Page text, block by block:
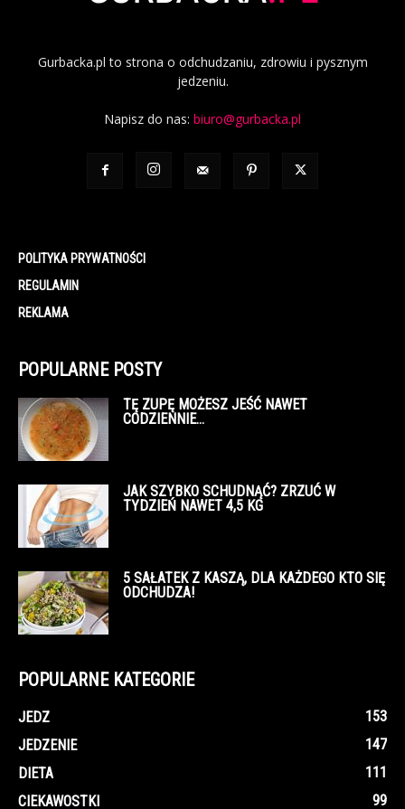
Gurbacka.pl to strona o odchudzaniu, zdrowiu i pysznym
jedzeniu.
Napisz do nas: biuro@gurbacka.pl
POLITYKA PRYWATNOŚCI
REGULAMIN
REKLAMA
POPULARNE POSTY
TĘ ZUPĘ MOŻESZ JEŚĆ NAWET
CODZIENNIE…
JAK SZYBKO SCHUDNĄĆ? ZRZUĆ W
TYDZIEŃ NAWET 4,5 KG
5 SAŁATEK Z KASZĄ, DLA KAŻDEGO KTO SIĘ
ODCHUDZA!
POPULARNE KATEGORIE
JEDZ
153
JEDZENIE
147
DIETA
111
CIEKAWOSTKI
99